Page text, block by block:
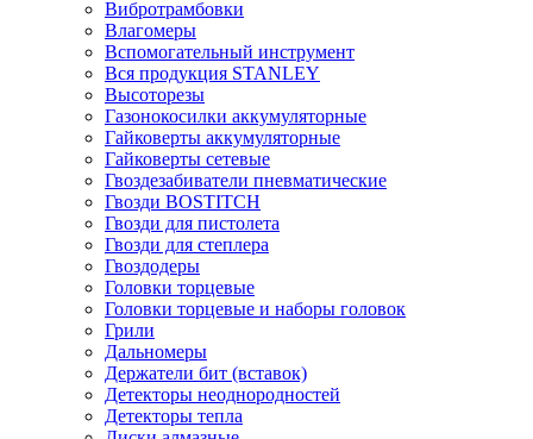
Вибротрамбовки
Влагомеры
Вспомогательный инструмент
Вся продукция STANLEY
Высоторезы
Газонокосилки аккумуляторные
Гайковерты аккумуляторные
Гайковерты сетевые
Гвоздезабиватели пневматические
Гвозди BOSTITCH
Гвозди для пистолета
Гвозди для степлера
Гвоздодеры
Головки торцевые
Головки торцевые и наборы головок
Грили
Дальномеры
Держатели бит (вставок)
Детекторы неоднородностей
Детекторы тепла